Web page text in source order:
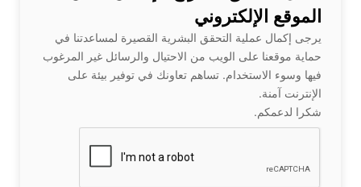
الموقع الإلكتروني
يرجى إكمال عملية التحقق البشرية القصيرة لمساعدتنا في
حماية موقعنا على الويب من الاحتيال والرسائل غير المرغوب
فيها وسوء الاستخدام. تساهم تعاونك في توفير بيئة على
الإنترنت آمنة.
شكرا لدعمكم.